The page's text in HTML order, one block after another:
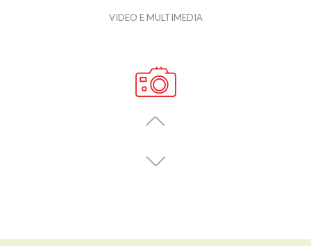
VIDEO E MULTIMEDIA